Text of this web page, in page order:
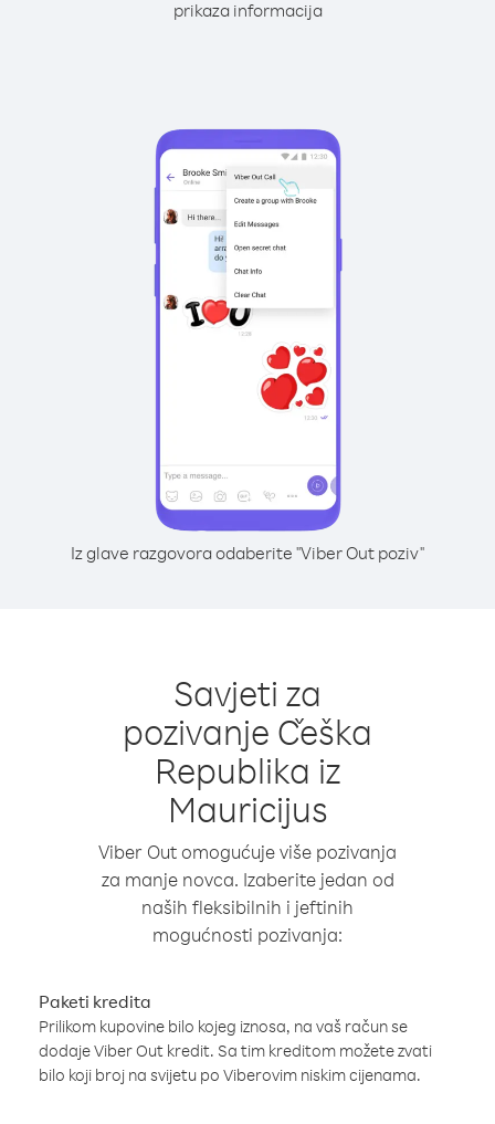
prikaza informacija
Iz glave razgovora odaberite "Viber Out poziv"
Savjeti za
pozivanje Češka
Republika iz
Mauricijus
Viber Out omogućuje više pozivanja
za manje novca. Izaberite jedan od
naših fleksibilnih i jeftinih
mogućnosti pozivanja:
Paketi kredita
Prilikom kupovine bilo kojeg iznosa, na vaš račun se
dodaje Viber Out kredit. Sa tim kreditom možete zvati
bilo koji broj na svijetu po Viberovim niskim cijenama.